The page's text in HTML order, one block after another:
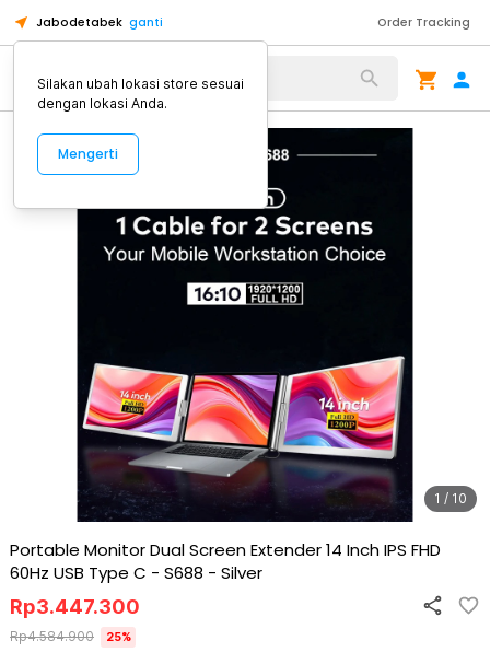
Jabodetabek ganti Order Tracking
Alat Kopi
1 / 10
Portable Monitor Dual Screen Extender 14 Inch IPS FHD
60Hz USB Type C - S688 - Silver
Rp3.447.300
Rp4.584.900 25%
Silakan ubah lokasi store sesuai
dengan lokasi Anda.
Mengerti